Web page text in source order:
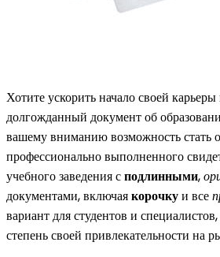
Хотите ускорить начало своей
долгожданный документ об
вашему вниманию возможность стать
профессионально выполненного
учебного заведения сподлинными,
документами, включаякорочкуи все
вариант для студентов и
степень своей привлекательности на